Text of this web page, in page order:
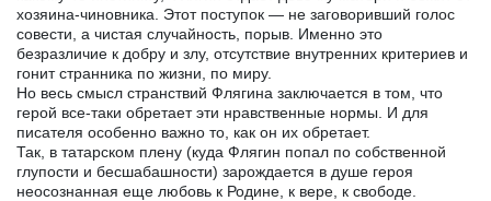
хозяина-чиновника. Этот поступок — не заговоривший голос
совести, а чистая случайность, порыв. Именно это
безразличие к добру и злу, отсутствие внутренних критериев и
гонит странника по жизни, по миру.
Но весь смысл странствий Флягина заключается в том, что
герой все-таки обретает эти нравственные нормы. И для
писателя особенно важно то, как он их обретает.
Так, в татарском плену (куда Флягин попал по собственной
глупости и бесшабашности) зарождается в душе героя
неосознанная еще любовь к Родине, к вере, к свободе.